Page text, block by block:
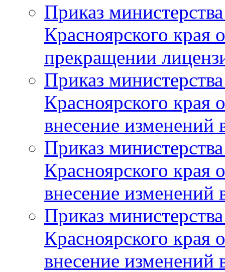
Приказ
Красноярского
прекращении
Приказ
Красноярского
внесение изменений
Приказ
Красноярского
внесение изменений
Приказ
Красноярского
внесение изменений